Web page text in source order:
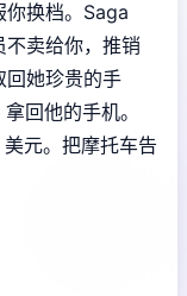
你换档。Saga
卖给你，推销
回她珍贵的手
回他的手机。
元。把摩托车告